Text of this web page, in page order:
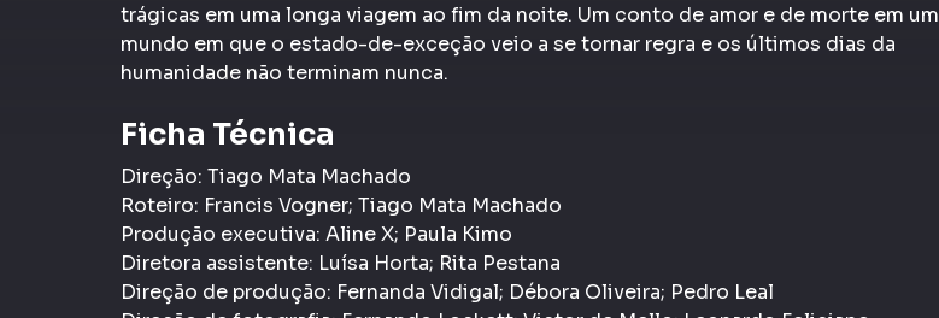
trágicas em uma longa viagem ao fim da noite. Um conto de amor e de morte em um
mundo em que o estado-de-exceção veio a se tornar regra e os últimos dias da
humanidade não terminam nunca.
Ficha Técnica
Direção: Tiago Mata Machado
Roteiro: Francis Vogner; Tiago Mata Machado
Produção executiva: Aline X; Paula Kimo
Diretora assistente: Luísa Horta; Rita Pestana
Direção de produção: Fernanda Vidigal; Débora Oliveira; Pedro Leal